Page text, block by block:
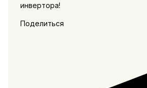
инвертора!
Поделиться